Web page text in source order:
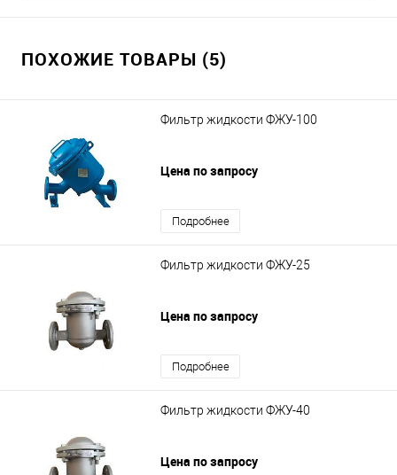
ПОХОЖИЕ ТОВАРЫ (5)
Фильтр жидкости ФЖУ-100
Цена по запросу
Подробнее
Фильтр жидкости ФЖУ-25
Цена по запросу
Подробнее
Фильтр жидкости ФЖУ-40
Цена по запросу